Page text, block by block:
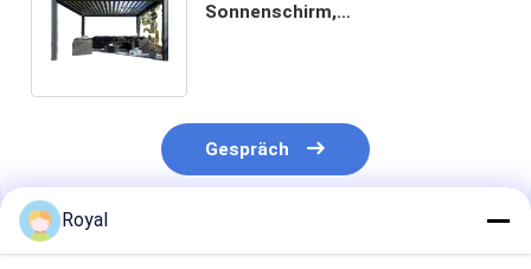
Sonnenschirm,
Gespräch
Empfohlene Produkte
Royal